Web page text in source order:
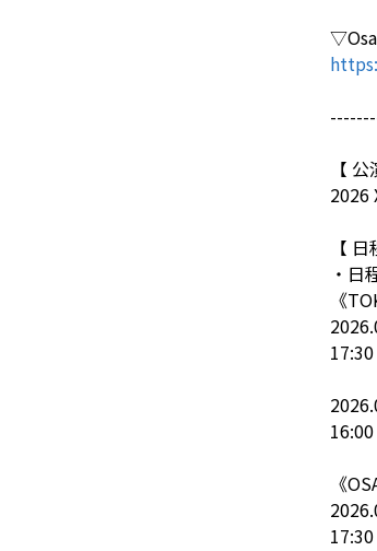
【 公
2026
【
・日
《
《